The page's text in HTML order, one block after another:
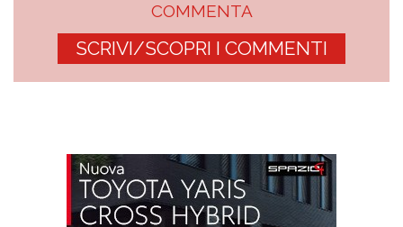
COMMENTA
SCRIVI/SCOPRI I COMMENTI